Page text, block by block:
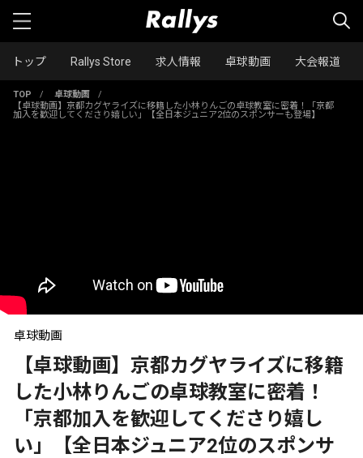
トップ Rallys Store 求人情報 卓球動画 大会報道
TOP / 卓球動画
/
【卓球動画】京都カグヤライズに移籍した小林りんごの卓球教室に密着！「京都
加入を歓迎してくださり嬉しい」【全日本ジュニア2位のスポンサーも登場】
卓球動画
【卓球動画】京都カグヤライズに移籍
した小林りんごの卓球教室に密着！
「京都加入を歓迎してくださり嬉し
い」【全日本ジュニア2位のスポンサ